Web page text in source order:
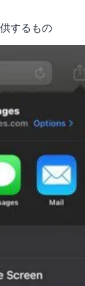
するもの